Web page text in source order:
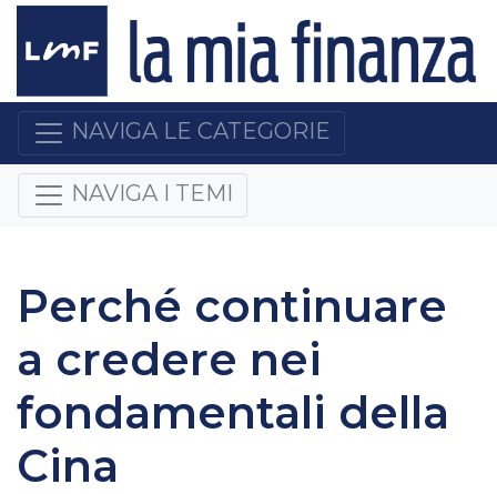
NAVIGA LE CATEGORIE
NAVIGA I TEMI
Perché continuare
a credere nei
fondamentali della
Cina